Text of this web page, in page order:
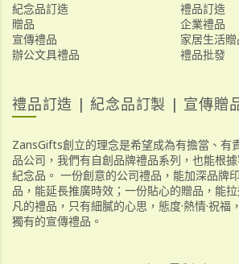
紀念品訂造
禮品訂造
贈品
企業禮品
宣傳禮品
家居生活贈
辦公文具禮品
禮品批發
禮品訂造 | 紀念品訂製 | 宣傳贈
ZansGifts創立的理念是希望成為有擔當、有
品公司，我們有自創品牌禮品系列，也能根
紀念品。 一份創意的公司禮品，能加深品牌
品，能延長推廣時效；一份貼心的贈品，能
凡的禮品，只有細膩的心思，態度·熱情·祝
獨有的宣傳禮品。